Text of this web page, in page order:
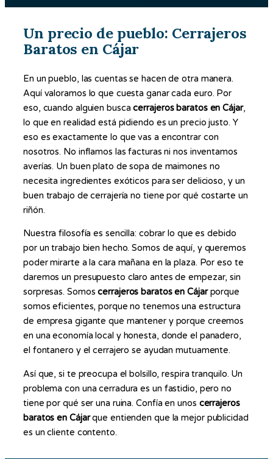
Un precio de pueblo: Cerrajeros
Baratos en Cájar
En un pueblo, las cuentas se hacen de otra manera.
Aquí valoramos lo que cuesta ganar cada euro. Por
eso, cuando alguien buscacerrajeros baratos en Cájar,
lo que en realidad está pidiendo es un precio justo. Y
eso es exactamente lo que vas a encontrar con
nosotros. No inflamos las facturas ni nos inventamos
averías. Un buen plato de sopa de maimones no
necesita ingredientes exóticos para ser delicioso, y un
buen trabajo de cerrajería no tiene por qué costarte un
riñón.
Nuestra filosofía es sencilla: cobrar lo que es debido
por un trabajo bien hecho. Somos de aquí, y queremos
poder mirarte a la cara mañana en la plaza. Por eso te
daremos un presupuesto claro antes de empezar, sin
sorpresas. Somoscerrajeros baratos en Cájarporque
somos eficientes, porque no tenemos una estructura
de empresa gigante que mantener y porque creemos
en una economía local y honesta, donde el panadero,
el fontanero y el cerrajero se ayudan mutuamente.
Así que, si te preocupa el bolsillo, respira tranquilo. Un
problema con una cerradura es un fastidio, pero no
tiene por qué ser una ruina. Confía en unos cerrajeros
baratos en Cájarque entienden que la mejor publicidad
es un cliente contento.